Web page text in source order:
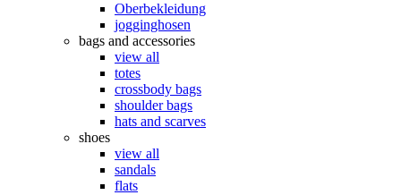
Oberbekleidung
jogginghosen
bags and accessories
view all
totes
crossbody bags
shoulder bags
hats and scarves
shoes
view all
sandals
flats